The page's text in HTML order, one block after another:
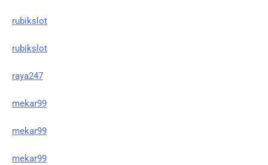
rubikslot
rubikslot
raya247
mekar99
mekar99
mekar99